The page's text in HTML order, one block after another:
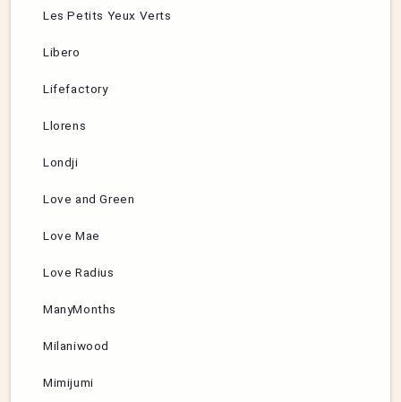
Les Petits Yeux Verts
Libero
Lifefactory
Llorens
Londji
Love and Green
Love Mae
Love Radius
ManyMonths
Milaniwood
Mimijumi